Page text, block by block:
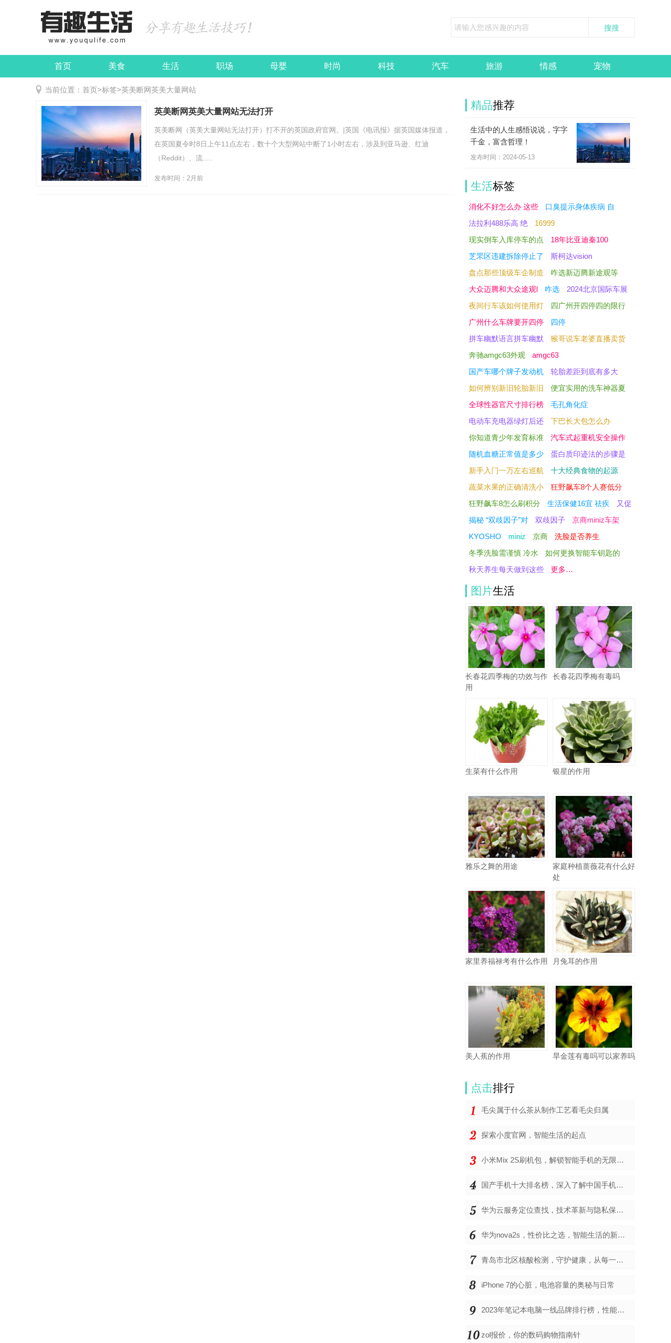
首页 美食 生活 职场 母婴 时尚 科技 汽车 旅游 情感 宠物
娱乐 民俗
当前位置： 首页>标签>英美断网英美大量网站
英美断网英美大量网站无法打开
英美断网（英美大量网站无法打开）打不开的英国政府官网。|英国《电讯报》据英国媒体报道，
在英国夏令时8日上午11点左右，数十个大型网站中断了1小时左右，涉及到亚马逊、红迪
（Reddit）、流.....
发布时间：2月前
精品推荐
生活中的人生感悟说说，字字
千金，富含哲理！
发布时间：2024-05-13
生活标签
消化不好怎么办 这些
口臭提示身体疾病 自
法拉利488乐高 绝
16999
现实倒车入库停车的点
18年比亚迪秦100
芝罘区违建拆除停止了
斯柯达vision
盘点那些顶级车企制造
咋选新迈腾新途观等
大众迈腾和大众途观l
咋选
2024北京国际车展
夜间行车该如何使用灯
四广州开四停四的限行
广州什么车牌要开四停
四停
拼车幽默语言拼车幽默
猴哥说车老婆直播卖货
奔驰amgc63外观
amgc63
国产车哪个牌子发动机
轮胎差距到底有多大
如何辨别新旧轮胎新旧
便宜实用的洗车神器夏
全球性器官尺寸排行榜
毛孔角化症
电动车充电器绿灯后还
下巴长大包怎么办
你知道青少年发育标准
汽车式起重机安全操作
随机血糖正常值是多少
蛋白质印迹法的步骤是
新手入门一万左右巡航
十大经典食物的起源
蔬菜水果的正确清洗小
狂野飙车8个人赛低分
狂野飙车8怎么刷积分
生活保健16宜 祛疾
又促
揭秘 “双歧因子”对
双歧因子
京商miniz车架
KYOSHO
miniz 京商
洗脸是否养生
冬季洗脸需谨慎 冷水
如何更换智能车钥匙的
秋天养生每天做到这些
更多…
图片生活
长春花四季梅的功效与作
用
长春花四季梅有毒吗
生菜有什么作用 银星的作用
雅乐之舞的用途
家庭种植蔷薇花有什么好
处
家里养福禄考有什么作用 月兔耳的作用
美人蕉的作用 旱金莲有毒吗可以家养吗
点击排行
毛尖属于什么茶从制作工艺看毛尖归属
探索小度官网，智能生活的起点
小米Mix 2S刷机包，解锁智能手机的无限可能
国产手机十大排名榜，深入了解中国手机市场的佼佼者
华为云服务定位查找，技术革新与隐私保护的双重奏
华为nova2s，性价比之选，智能生活的新伙伴
青岛市北区核酸检测，守护健康，从每一次检测开始
iPhone 7的心脏，电池容量的奥秘与日常
2023年笔记本电脑一线品牌排行榜，性能、创新与用户满意度的综合考量
zol报价，你的数码购物指南针